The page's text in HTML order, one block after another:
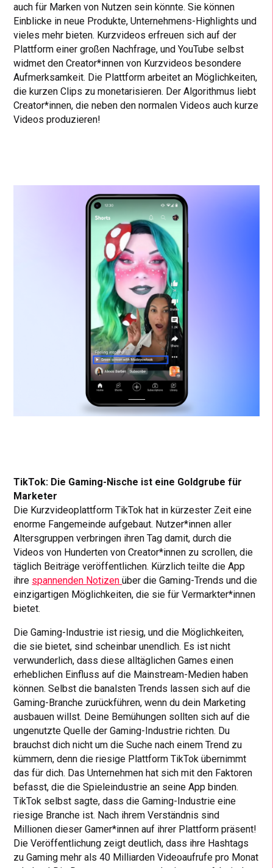
auch für Marken von Nutzen sein könnte. Sie können
Einblicke in neue Produkte, Unternehmens-Highlights und
vieles mehr bieten. Kurzvideos erfreuen sich auf der
Plattform einer großen Nachfrage, und YouTube selbst
widmet den Creator*innen von Kurzvideos besondere
Aufmerksamkeit. Die Plattform arbeitet an Möglichkeiten,
die kurzen Clips zu monetarisieren. Der Algorithmus liebt
Creator*innen, die neben den normalen Videos auch kurze
Videos produzieren!
TikTok: Die Gaming-Nische ist eine Goldgrube für
Marketer
Die Kurzvideoplattform TikTok hat in kürzester Zeit eine
enorme Fangemeinde aufgebaut. Nutzer*innen aller
Altersgruppen verbringen ihren Tag damit, durch die
Videos von Hunderten von Creator*innen zu scrollen, die
täglich Beiträge veröffentlichen. Kürzlich teilte die App
ihre spannenden Notizenüber die Gaming-Trends und die
einzigartigen Möglichkeiten, die sie für Vermarkter*innen
bietet.
Die Gaming-Industrie ist riesig, und die Möglichkeiten,
die sie bietet, sind scheinbar unendlich. Es ist nicht
verwunderlich, dass diese alltäglichen Games einen
erheblichen Einfluss auf die Mainstream-Medien haben
können. Selbst die banalsten Trends lassen sich auf die
Gaming-Branche zurückführen, wenn du dein Marketing
ausbauen willst. Deine Bemühungen sollten sich auf die
ungenutzte Quelle der Gaming-Industrie richten. Du
brauchst dich nicht um die Suche nach einem Trend zu
kümmern, denn die riesige Plattform TikTok übernimmt
das für dich. Das Unternehmen hat sich mit den Faktoren
befasst, die die Spieleindustrie an seine App binden.
TikTok selbst sagte, dass die Gaming-Industrie eine
riesige Branche ist. Nach ihrem Verständnis sind
Millionen dieser Gamer*innen auf ihrer Plattform präsent!
Die Veröffentlichung zeigt deutlich, dass ihre Hashtags
zu Gaming mehr als 40 Milliarden Videoaufrufe pro Monat